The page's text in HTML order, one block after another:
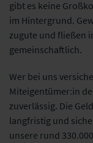
gibt es keine
im Hintergrund.
zugute und fließen
gemeinschaftlich.
Wer bei uns
Miteigentümer:in
zuverlässig. Die
langfristig und
unsere rund